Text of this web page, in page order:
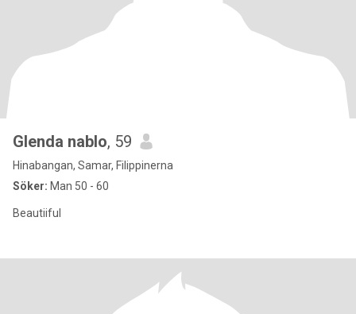
Glenda nablo, 59
Hinabangan, Samar, Filippinerna
Söker: Man 50 - 60
Beautiiful